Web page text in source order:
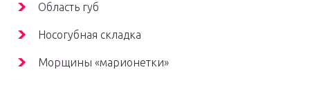
Область губ
Носогубная складка
Морщины «марионетки»